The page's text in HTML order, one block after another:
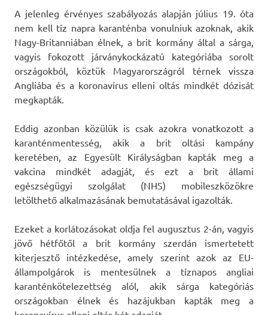
A jelenleg érvényes szabályozás alapján július 19. óta
nem kell tíz napra karanténba vonulniuk azoknak, akik
Nagy-Britanniában élnek, a brit kormány által a sárga,
vagyis fokozott járványkockázatú kategóriába sorolt
országokból, köztük Magyarországról térnek vissza
Angliába és a koronavírus elleni oltás mindkét dózisát
megkapták.
Eddig azonban közülük is csak azokra vonatkozott a
karanténmentesség, akik a brit oltási kampány
keretében, az Egyesült Királyságban kapták meg a
vakcina mindkét adagját, és ezt a brit állami
egészségügyi szolgálat (NHS) mobileszközökre
letölthető alkalmazásának bemutatásával igazolták.
Ezeket a korlátozásokat oldja fel augusztus 2-án, vagyis
jövő hétfőtől a brit kormány szerdán ismertetett
kiterjesztő intézkedése, amely szerint azok az EU-
állampolgárok is mentesülnek a tíznapos angliai
karanténkötelezettség alól, akik sárga kategóriás
országokban élnek és hazájukban kapták meg a